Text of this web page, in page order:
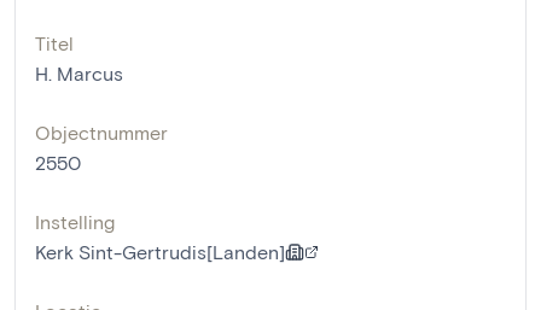
Titel
H. Marcus
Objectnummer
2550
Instelling
Kerk Sint-Gertrudis[Landen]